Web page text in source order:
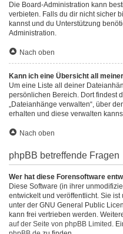
Die Board-Administration kann
verbieten. Falls du dir nicht sicher
kannst und du Unterstützung
Administration.
Nach oben
Kann ich eine Übersicht all
Um eine Liste all deiner
persönlichen Bereich. Dort findest
„Dateianhänge verwalten“, über
erhalten und diese verwalten
Nach oben
phpBB betreffende Fragen
Wer hat diese Forensoftware
Diese Software (in ihrer
entwickelt und veröffentlicht. Sie
unter der GNU General Public
kann frei vertrieben werden.
auf der Seite von phpBB Limited .